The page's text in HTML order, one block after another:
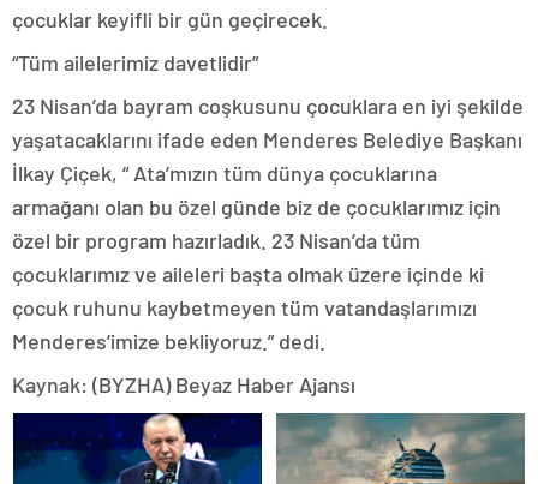
çocuklar keyifli bir gün geçirecek.
“Tüm ailelerimiz davetlidir”
23 Nisan’da bayram coşkusunu çocuklara en iyi şekilde
yaşatacaklarını ifade eden Menderes Belediye Başkanı
İlkay Çiçek, “ Ata’mızın tüm dünya çocuklarına
armağanı olan bu özel günde biz de çocuklarımız için
özel bir program hazırladık. 23 Nisan’da tüm
çocuklarımız ve aileleri başta olmak üzere içinde ki
çocuk ruhunu kaybetmeyen tüm vatandaşlarımızı
Menderes’imize bekliyoruz.” dedi.
Kaynak: (BYZHA) Beyaz Haber Ajansı